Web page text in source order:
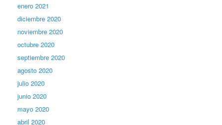
enero 2021
diciembre 2020
noviembre 2020
octubre 2020
septiembre 2020
agosto 2020
julio 2020
junio 2020
mayo 2020
abril 2020